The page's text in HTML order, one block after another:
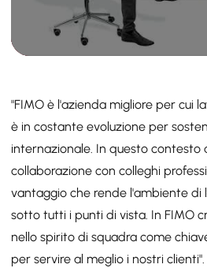
"FIMO è l'azienda migliore per cui
è in costante evoluzione per
internazionale. In questo contesto
collaborazione con colleghi
vantaggio che rende l'ambiente di
sotto tutti i punti di vista. In FIMO
nello spirito di squadra come
per servire al meglio i nostri clienti".